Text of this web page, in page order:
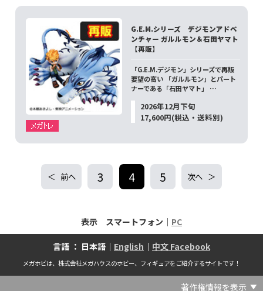
G.E.M.シリーズ デジモンアドベ
ンチャー ガルルモン＆石田ヤマト
【再販】
「G.E.M.デジモン」シリーズで再販
要望の高い 「ガルルモン」とパート
ナーである「石田ヤマト」 …
2026年12月下旬
17,600円(税込・送料別)
前へ 3 4 5 次へ
表示 スマートフォン｜ PC
言語 ： 日本語｜ English ｜ 中文 Facebook
メガホビは、株式会社メガハウスのホビー、フィギュアをご紹介するサイトです！
著作権情報を表示